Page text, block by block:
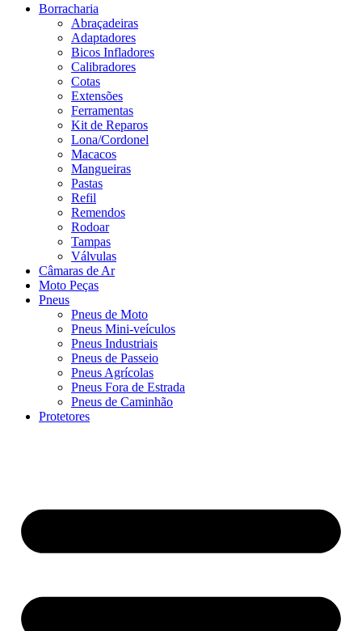
Borracharia
Abraçadeiras
Adaptadores
Bicos Infladores
Calibradores
Cotas
Extensões
Ferramentas
Kit de Reparos
Lona/Cordonel
Macacos
Mangueiras
Pastas
Refil
Remendos
Rodoar
Tampas
Válvulas
Câmaras de Ar
Moto Peças
Pneus
Pneus de Moto
Pneus Mini-veículos
Pneus Industriais
Pneus de Passeio
Pneus Agrícolas
Pneus Fora de Estrada
Pneus de Caminhão
Protetores